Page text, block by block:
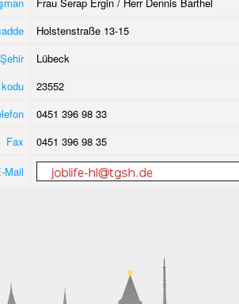
Holstenstraße 13-15
Şehir
Lübeck
23552
0451 396 98 33
Fax
0451 396 98 35
Mail